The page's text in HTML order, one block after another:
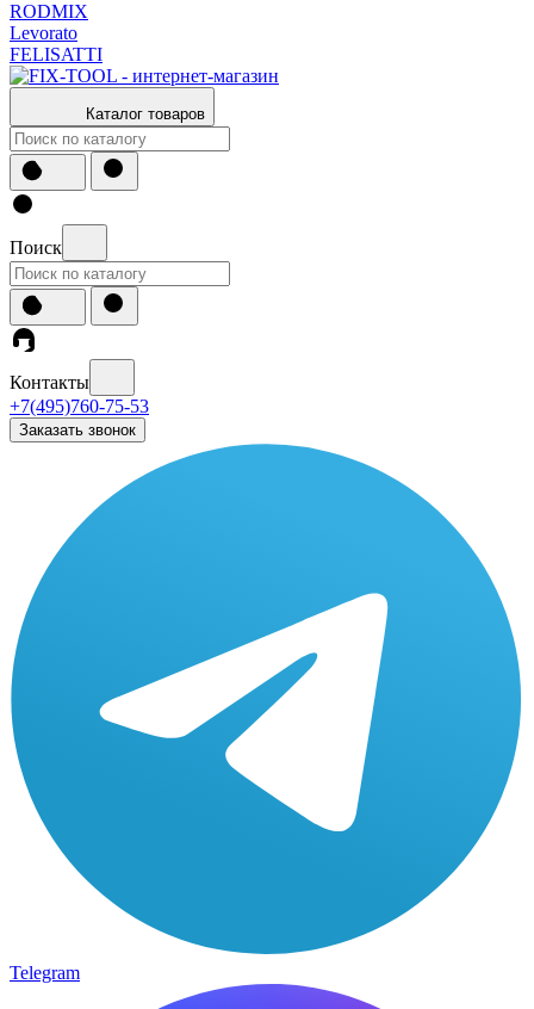
RODMIX
Levorato
FELISATTI
Каталог товаров
Поиск
Контакты
+7(495)760-75-53
Заказать звонок
Telegram